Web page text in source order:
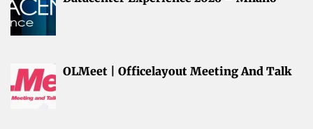
OLMeet | Officelayout Meeting And Talk